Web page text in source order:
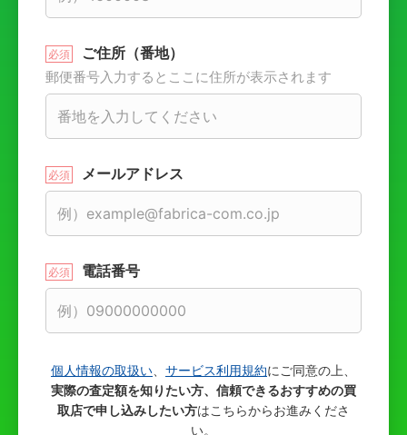
ご住所（番地）
郵便番号入力するとここに住所が表示されます
メールアドレス
電話番号
個人情報の取扱い サービス利用規約にご同意の上、
実際の査定額を知りたい方、信頼できるおすすめの買
取店で申し込みしたい方はこちらからお進みくださ
い。